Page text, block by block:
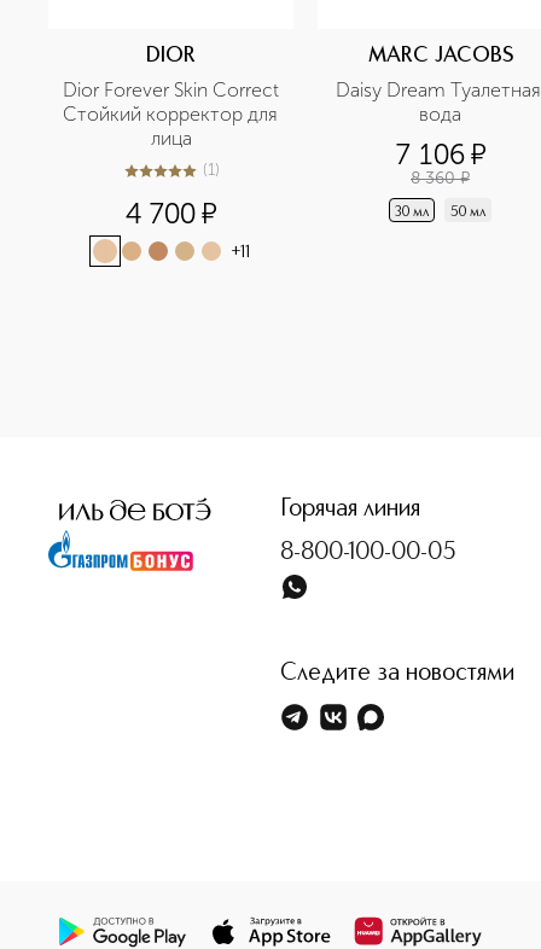
DIOR
Dior Forever Skin Correct
Стойкий корректор для
лица
5из 51 (1)
4 700¤
+11
MARC JACOBS
Daisy Dream Туалетная
вода
7 106¤
8 360 ¤
30 мл 50 мл
Горячая линия
8-800-100-00-05
Следите за новостями